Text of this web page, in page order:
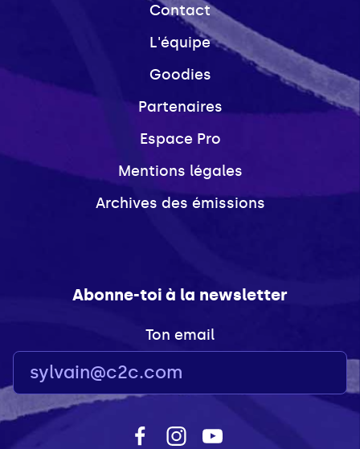
Contact
L'équipe
Goodies
Partenaires
Espace Pro
Mentions légales
Archives des émissions
Abonne-toi à la newsletter
Ton email